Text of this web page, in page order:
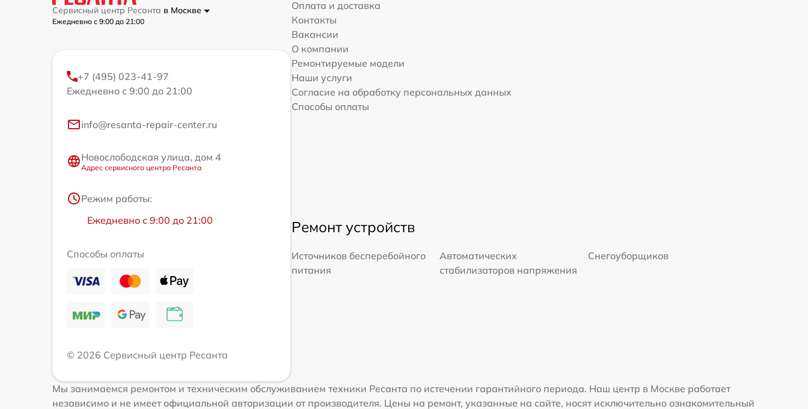
Сервисный центр Ресанта в Москве
Ежедневно с 9:00 до 21:00
+7 (495) 023-41-97
Ежедневно с 9:00 до 21:00
info@resanta-repair-center.ru
Новослободская улица, дом 4
Адрес сервисного центра Ресанта
Режим работы:
Ежедневно с 9:00 до 21:00
Способы оплаты
© 2026 Сервисный центр Ресанта
Оплата и доставка
Контакты
Вакансии
О компании
Ремонтируемые модели
Наши услуги
Согласие на обработку персональных данных
Способы оплаты
Ремонт устройств
Источников бесперебойного
питания
Автоматических
стабилизаторов напряжения
Снегоуборщиков
Мы занимаемся ремонтом и техническим обслуживанием техники Ресанта по истечении гарантийного периода. Наш центр в Москве работает
независимо и не имеет официальной авторизации от производителя. Цены на ремонт, указанные на сайте, носят исключительно ознакомительный